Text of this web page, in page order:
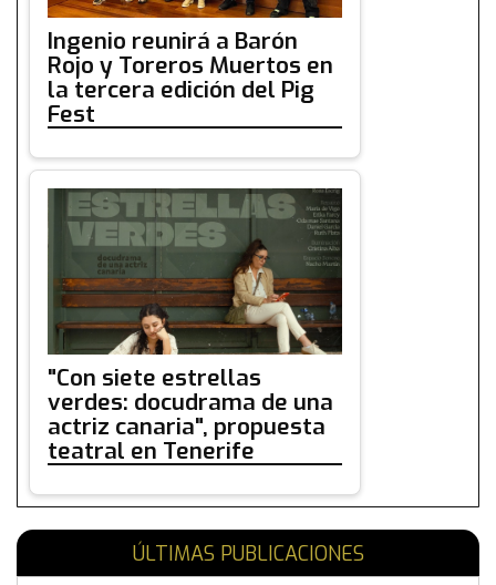
Ingenio reunirá a Barón
Rojo y Toreros Muertos en
la tercera edición del Pig
Fest
"Con siete estrellas
verdes: docudrama de una
actriz canaria", propuesta
teatral en Tenerife
ÚLTIMAS PUBLICACIONES